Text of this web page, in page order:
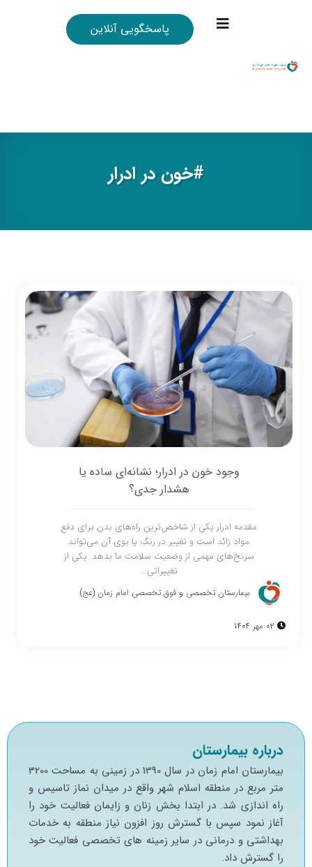
پاسخگویی آنلاین
#خون در ادرار
وجود خون در ادرار؛ نشانه‌ای ساده یا
هشدار جدی؟
مقدمه ادرار یکی از شاخص‌ترین راه‌های بدن برای دفع
مواد زائد است و تغییر در رنگ یا بوی آن می‌تواند
سرنخ‌های مهمی از وضعیت سلامت ما بدهد. یکی از
تغییراتی...
بیمارستان تخصصی و فوق تخصصی امام زمان (عج)
02 مهر 1404
درباره بیمارستان
بيمارستان امام زمان در سال 1390 در زميني به مساحت 3200
متر مربع در منطقه اسلام شهر واقع در ميدان نماز تاسيس و
راه اندازي شد. در ابتدا بخش زنان و زايمان فعاليت خود را
آغاز نمود سپس با گسترش روز افزون نياز منطقه به خدمات
بهداشتي و درماني در ساير زمينه هاي تخصصي فعاليت خود
را گسترش داد.